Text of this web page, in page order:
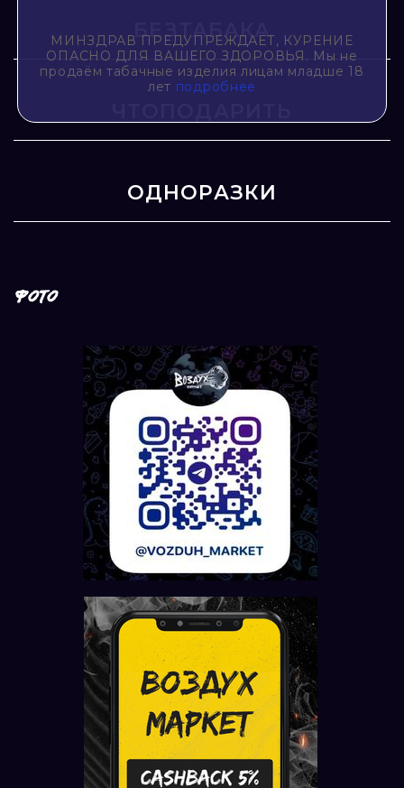
БЕЗТАБАКА
ОДНОРАЗКИ
ФОТО
МИНЗДРАВ ПРЕДУПРЕЖДАЕТ, КУРЕНИЕ
ОПАСНО ДЛЯ ВАШЕГО ЗДОРОВЬЯ. Мы не
продаём табачные изделия лицам младше 18
лет подробнее